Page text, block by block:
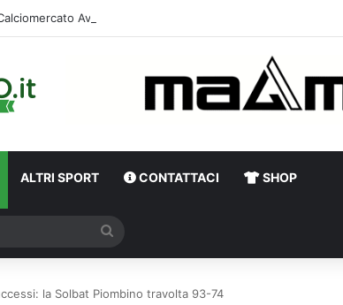
ALTRI SPORT CONTATTACI SHOP
la Solbat Piombino travolta 93-74